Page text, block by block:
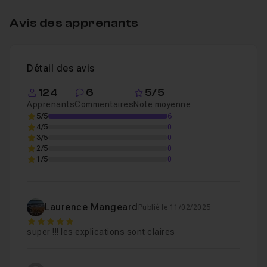
Leçon 4 Gestion de la lumière
Leçon 5 Finalisation de la retouche
Avis des apprenants
Détail des avis
124
Apprenants
6
Commentaires
5/5
Note moyenne
5/5
6
4/5
0
3/5
0
2/5
0
1/5
0
Laurence Mangeard Publié le 11/02/2025
5
super !!! les explications sont claires